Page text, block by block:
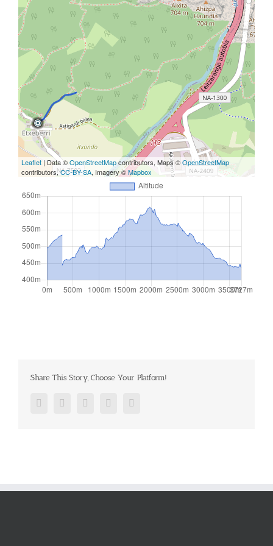
Leaflet | Data ©OpenStreetMapcontributors, Maps ©OpenStreetMap
contributors,CC-BY-SA, Imagery ©Mapbox
Share This Story, Choose Your Platform!
FacebookTwitter Google+Pinterest